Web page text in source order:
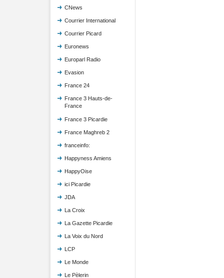
CNews
Courrier International
Courrier Picard
Euronews
Europarl Radio
Evasion
France 24
France 3 Hauts-de-
France
France 3 Picardie
France Maghreb 2
franceinfo:
Happyness Amiens
HappyOise
ici Picardie
JDA
La Croix
La Gazette Picardie
La Voix du Nord
LCP
Le Monde
Le Pèlerin